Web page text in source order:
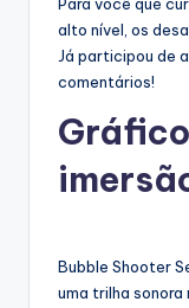
Para você que
alto nível, os
Já participou de
comentários!
Bubble Shooter
uma trilha sonora